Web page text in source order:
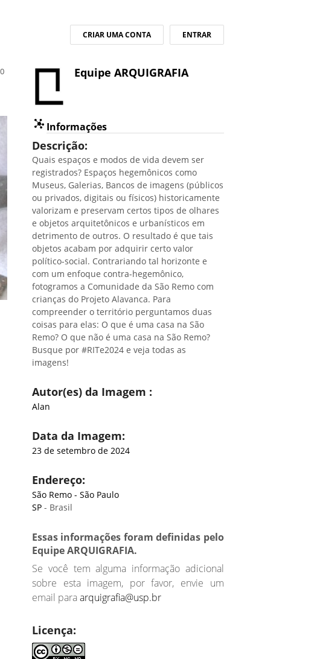
ENTRAR
CRIAR UMA CONTA
0 Equipe ARQUIGRAFIA
Informações
Descrição:
Quais espaços e modos de vida devem ser
registrados? Espaços hegemônicos como
Museus, Galerias, Bancos de imagens (públicos
ou privados, digitais ou físicos) historicamente
valorizam e preservam certos tipos de olhares
e objetos arquitetônicos e urbanísticos em
detrimento de outros. O resultado é que tais
objetos acabam por adquirir certo valor
político-social. Contrariando tal horizonte e
com um enfoque contra-hegemônico,
fotogramos a Comunidade da São Remo com
crianças do Projeto Alavanca. Para
compreender o território perguntamos duas
coisas para elas: O que é uma casa na São
Remo? O que não é uma casa na São Remo?
Busque por #RITe2024 e veja todas as
imagens!
Autor(es) da Imagem :
Alan
Data da Imagem:
23 de setembro de 2024
Endereço:
São Remo - São Paulo
SP - Brasil
Essas informações foram definidas pelo
Equipe ARQUIGRAFIA.
Se você tem alguma informação adicional
sobre esta imagem, por favor, envie um
email paraarquigrafia@usp.br
Licença: